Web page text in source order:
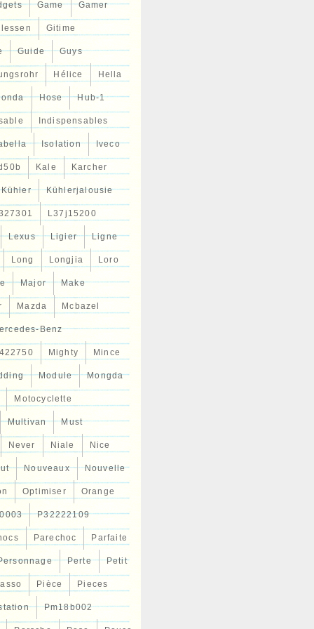
Game Gamer
Gitime
Guide Guys
Hélice Hella
Hose Hub-1
Indispensables
Isolation Iveco
Kale Karcher
Kühler Kühlerjalousie
L37j15200
Lexus Ligier Ligne
Long Longjia Loro
Major Make
Mazda Mcbazel
Benz
Mighty Mince
Module Mongda
Motocyclette
Multivan Must
Never Niale Nice
Nouveaux Nouvelle
Optimiser Orange
P32222109
Parechoc Parfaite
Perte Petit
Pièce Pieces
Pm18b002